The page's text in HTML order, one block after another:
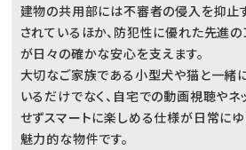
建物の共用部には不審者の侵入を抑止
されているほか、防犯性に優れた先進の
が日々の確かな安心を支えます。
大切なご家族である小型犬や猫と一緒
いるだけでなく、自宅での動画視聴や
せずスマートに楽しめる仕様が日常にゆ
魅力的な物件です。